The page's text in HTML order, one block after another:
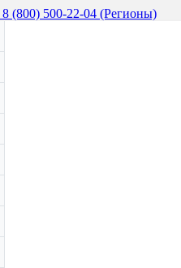
8 (800) 500-22-04 (Регионы)